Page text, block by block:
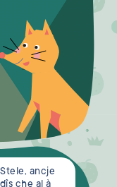
ancje
che al à